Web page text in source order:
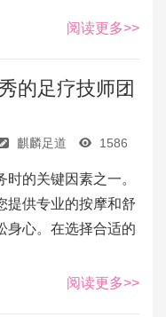
阅读更多>>
的足疗技师团
麒麟足道 1586
的关键因素之一。
提供专业的按摩和舒
身心。在选择合适的
阅读更多>>